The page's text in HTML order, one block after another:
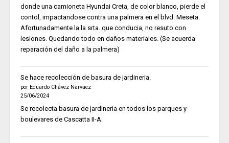
donde una camioneta Hyundai Creta, de color blanco, pierde el
contol, impactandose contra una palmera en el blvd. Meseta.
Afortunadamente la la srta. que conducia, no resuto con
lesiones. Quedando todo en daños materiales. (Se acuerda
reparación del daño a la palmera)
Se hace recolección de basura de jardineria.
por Eduardo Chávez Narvaez
25/06/2024
Se recolecta basura de jardineria en todos los parques y
boulevares de Cascatta II-A.